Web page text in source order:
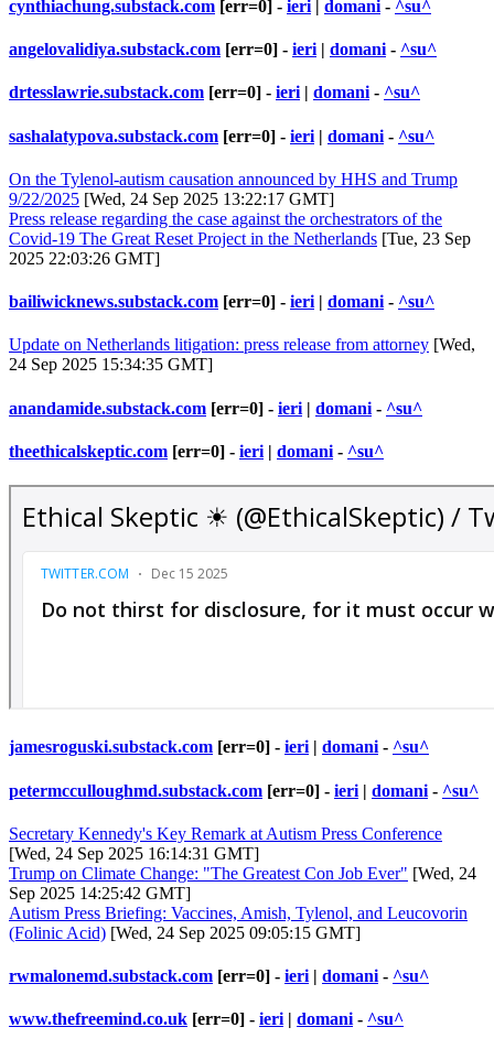
cynthiachung.substack.com [err=0] - ieri domani - ^su^
angelovalidiya.substack.com [err=0] - ieri | domani - ^su^
drtesslawrie.substack.com [err=0] - ieri | domani - ^su^
sashalatypova.substack.com [err=0] - ieri | domani - ^su^
On the Tylenol-autism causation announced by HHS and Trump
9/22/2025 [Wed, 24 Sep 2025 13:22:17 GMT]
Press release regarding the case against the orchestrators of the
Covid-19 The Great Reset Project in the Netherlands [Tue, 23 Sep
2025 22:03:26 GMT]
bailiwicknews.substack.com [err=0] - ieri | domani - ^su^
Update on Netherlands litigation: press release from attorney [Wed,
24 Sep 2025 15:34:35 GMT]
anandamide.substack.com [err=0] - ieri | domani - ^su^
theethicalskeptic.com [err=0] - ieri | domani - ^su^
jamesroguski.substack.com [err=0] - ieri | domani - ^su^
petermcculloughmd.substack.com [err=0] - ieri | domani - ^su^
Secretary Kennedy's Key Remark at Autism Press Conference
[Wed, 24 Sep 2025 16:14:31 GMT]
Trump on Climate Change: "The Greatest Con Job Ever" [Wed, 24
Sep 2025 14:25:42 GMT]
Autism Press Briefing: Vaccines, Amish, Tylenol, and Leucovorin
(Folinic Acid) [Wed, 24 Sep 2025 09:05:15 GMT]
rwmalonemd.substack.com [err=0] - ieri | domani - ^su^
www.thefreemind.co.uk [err=0] - ieri| domani- ^su^